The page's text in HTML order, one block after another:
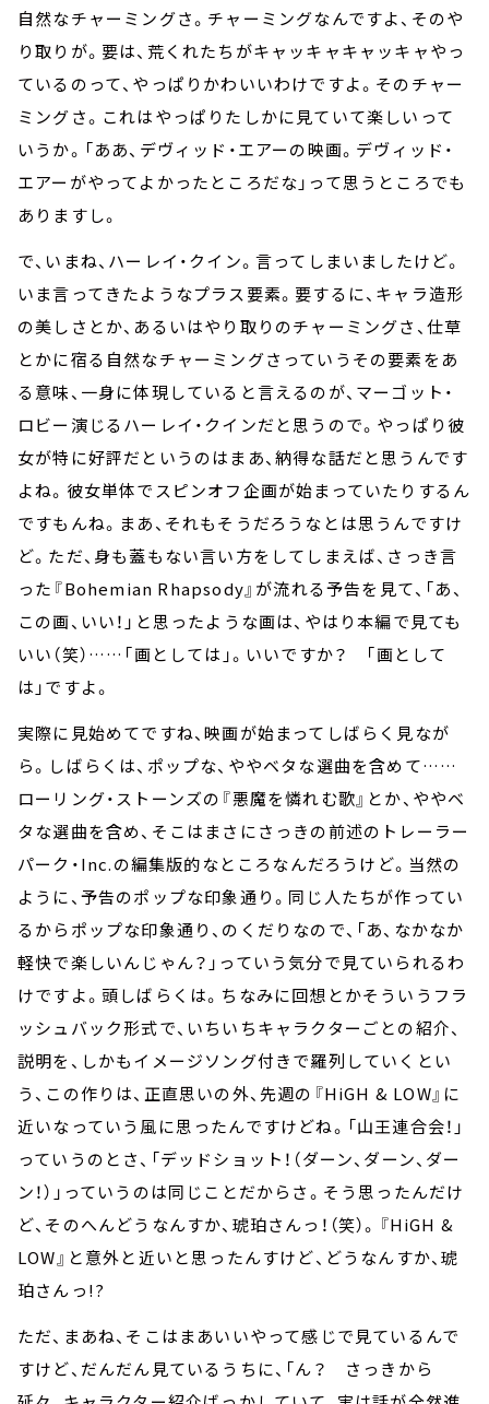
自然なチャーミングさ。チャーミングなんですよ、そのや
り取りが。要は、荒くれたちがキャッキャキャッキャやっ
ているのって、やっぱりかわいいわけですよ。そのチャー
ミングさ。これはやっぱりたしかに見ていて楽しいって
いうか。「ああ、デヴィッド・エアーの映画。デヴィッド・
エアーがやってよかったところだな」って思うところでも
ありますし。
で、いまね、ハーレイ・クイン。言ってしまいましたけど。
いま言ってきたようなプラス要素。要するに、キャラ造形
の美しさとか、あるいはやり取りのチャーミングさ、仕草
とかに宿る自然なチャーミングさっていうその要素をあ
る意味、一身に体現していると言えるのが、マーゴット・
ロビー演じるハーレイ・クインだと思うので。やっぱり彼
女が特に好評だというのはまあ、納得な話だと思うんです
よね。彼女単体でスピンオフ企画が始まっていたりするん
ですもんね。まあ、それもそうだろうなとは思うんですけ
ど。ただ、身も蓋もない言い方をしてしまえば、さっき言
った『Bohemian Rhapsody』が流れる予告を見て、「あ、
この画、いい！」と思ったような画は、やはり本編で見ても
いい（笑）……「画としては」。いいですか？ 「画として
は」ですよ。
実際に見始めてですね、映画が始まってしばらく見なが
ら。しばらくは、ポップな、ややベタな選曲を含めて……
ローリング・ストーンズの『悪魔を憐れむ歌』とか、ややベ
タな選曲を含め、そこはまさにさっきの前述のトレーラー
パーク・Inc.の編集版的なところなんだろうけど。当然の
ように、予告のポップな印象通り。同じ人たちが作ってい
るからポップな印象通り、のくだりなので、「あ、なかなか
軽快で楽しいんじゃん？」っていう気分で見ていられるわ
けですよ。頭しばらくは。ちなみに回想とかそういうフラ
ッシュバック形式で、いちいちキャラクターごとの紹介、
説明を、しかもイメージソング付きで羅列していくとい
う、この作りは、正直思いの外、先週の『HiGH & LOW』に
近いなっていう風に思ったんですけどね。「山王連合会！」
っていうのとさ、「デッドショット！（ダーン、ダーン、ダー
ン！）」っていうのは同じことだからさ。そう思ったんだけ
ど、そのへんどうなんすか、琥珀さんっ！（笑）。『HiGH &
LOW』と意外と近いと思ったんすけど、どうなんすか、琥
珀さんっ!?
ただ、まあね、そこはまあいいやって感じで見ているんで
すけど、だんだん見ているうちに、「ん？ さっきから